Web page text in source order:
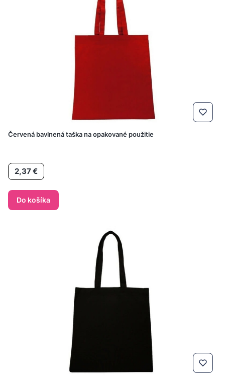
Červená bavlnená taška na opakované použitie
Cena
2,37 €
Do košíka